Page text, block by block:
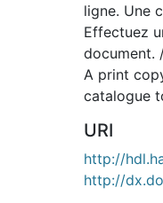
ligne. Une
Effectuez
document.
A print
catalogue
URI
http://
http://